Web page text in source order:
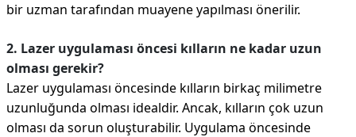
bir uzman tarafından muayene yapılması önerilir.
2. Lazer uygulaması öncesi kılların ne kadar uzun
olması gerekir?
Lazer uygulaması öncesinde kılların birkaç milimetre
uzunluğunda olması idealdir. Ancak, kılların çok uzun
olması da sorun oluşturabilir. Uygulama öncesinde